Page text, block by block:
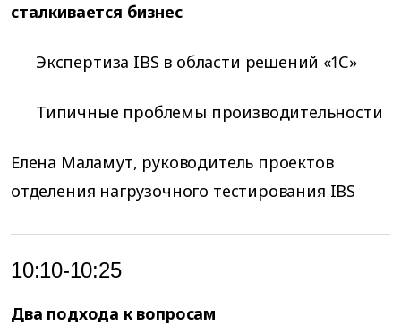
сталкивается бизнес
Экспертиза IBS в области решений «1С»
Типичные проблемы производительности
Елена Маламут, руководитель проектов
отделения нагрузочного тестирования IBS
10:10-10:25
Два подхода к вопросам